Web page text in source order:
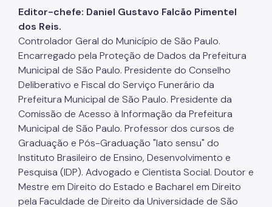
Editor-chefe: Daniel Gustavo Falcão Pimentel
dos Reis.
Controlador Geral do Município de São Paulo.
Encarregado pela Proteção de Dados da Prefeitura
Municipal de São Paulo. Presidente do Conselho
Deliberativo e Fiscal do Serviço Funerário da
Prefeitura Municipal de São Paulo. Presidente da
Comissão de Acesso à Informação da Prefeitura
Municipal de São Paulo. Professor dos cursos de
Graduação e Pós-Graduação "lato sensu" do
Instituto Brasileiro de Ensino, Desenvolvimento e
Pesquisa (IDP). Advogado e Cientista Social. Doutor e
Mestre em Direito do Estado e Bacharel em Direito
pela Faculdade de Direito da Universidade de São